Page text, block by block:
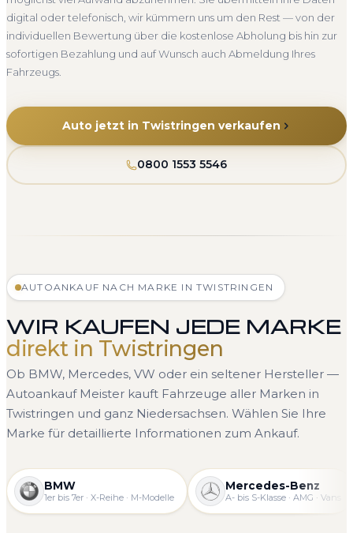
digital oder telefonisch, wir kümmern uns um den Rest — von der
individuellen Bewertung über die kostenlose Abholung bis hin zur
sofortigen Bezahlung und auf Wunsch auch Abmeldung Ihres
Fahrzeugs.
Auto jetzt in Twistringen verkaufen
0800 1553 5546
AUTOANKAUF NACH MARKE IN TWISTRINGEN
WIR KAUFEN JEDE MARKE
direkt in Twistringen
Ob BMW, Mercedes, VW oder ein seltener Hersteller —
Autoankauf Meister kauft Fahrzeuge aller Marken in
Twistringen und ganz Niedersachsen. Wählen Sie Ihre
Marke für detaillierte Informationen zum Ankauf.
BMW
1er bis 7er · X-Reihe · M-Modelle
Mercedes-Benz
A- bis S-Klasse · AMG · Vans